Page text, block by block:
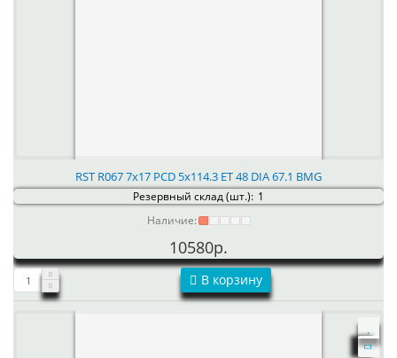
RST R067 7x17 PCD 5x114.3 ET 48 DIA 67.1 BMG
Резервный склад (шт.): 1
Наличие:
10580р.
В корзину